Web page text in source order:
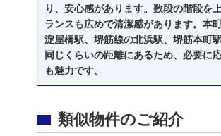
り、安心感があります。数段の階段を
ランスも広めで清潔感があります。本
淀屋橋駅、堺筋線の北浜駅、堺筋本町
同じくらいの距離にあるため、必要に
も魅力です。
類似物件のご紹介